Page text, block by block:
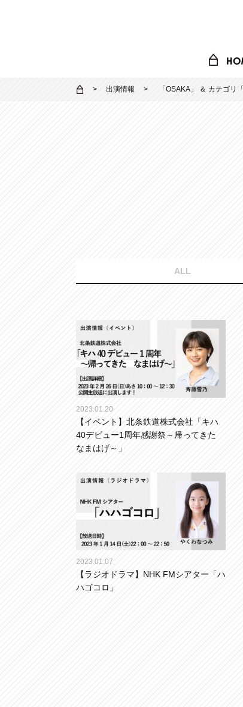
出演情報 「 OSAKA 」 ＆ カテゴリ「
ALL
2023.01.20
【イベント】北条鉄道株式会社「キハ
40デビュー1周年感謝祭～帰ってきた
なまはげ～」
2023.01.07
【ラジオドラマ】NHK FMシアター「ハ
ハゴコロ」